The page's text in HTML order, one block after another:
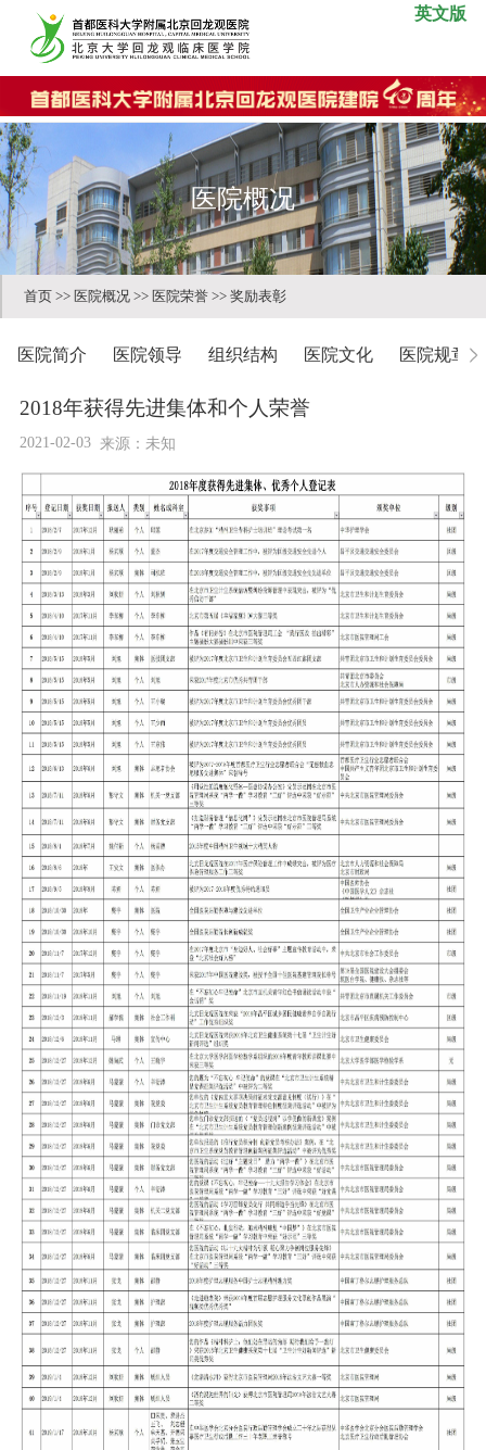
英文版
医院概况
医院简介 医院领导 组织结构 医院文化 医院规章
首页 >> 医院概况 >> 医院荣誉 >> 奖励表彰
2018年获得先进集体和个人荣誉
2021-02-03 来源：未知